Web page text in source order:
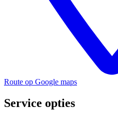
Route op Google maps
Service opties